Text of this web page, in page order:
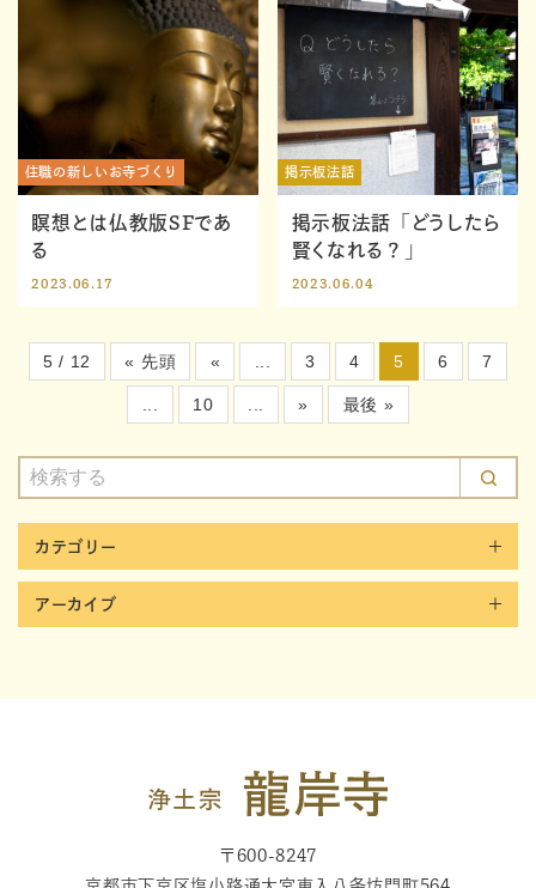
住職の新しいお寺づくり
瞑想とは仏教版SFであ
る
2023.06.17
掲示板法話
掲示板法話「どうしたら
賢くなれる？」
2023.06.04
5 / 12 « 先頭 « 3 4 5 6 7
... 10 ... » 最後 »
カテゴリー
アーカイブ
〒600-8247